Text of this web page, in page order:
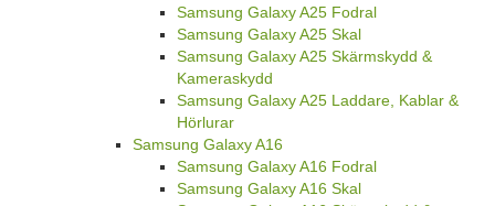
Samsung Galaxy A25 Fodral
Samsung Galaxy A25 Skal
Samsung Galaxy A25 Skärmskydd &
Kameraskydd
Samsung Galaxy A25 Laddare, Kablar &
Hörlurar
Samsung Galaxy A16
Samsung Galaxy A16 Fodral
Samsung Galaxy A16 Skal